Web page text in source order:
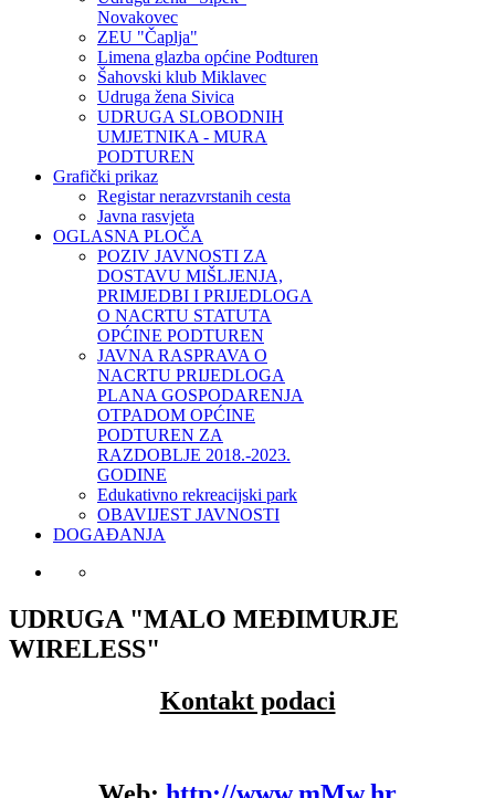
Novakovec
ZEU "Čaplja"
Limena glazba općine Podturen
Šahovski klub Miklavec
Udruga žena Sivica
UDRUGA SLOBODNIH
UMJETNIKA - MURA
PODTUREN
Grafički prikaz
Registar nerazvrstanih cesta
Javna rasvjeta
OGLASNA PLOČA
POZIV JAVNOSTI ZA
DOSTAVU MIŠLJENJA,
PRIMJEDBI I PRIJEDLOGA
O NACRTU STATUTA
OPĆINE PODTUREN
JAVNA RASPRAVA O
NACRTU PRIJEDLOGA
PLANA GOSPODARENJA
OTPADOM OPĆINE
PODTUREN ZA
RAZDOBLJE 2018.-2023.
GODINE
Edukativno rekreacijski park
OBAVIJEST JAVNOSTI
DOGAĐANJA
UDRUGA "MALO MEĐIMURJE
WIRELESS"
Kontakt podaci